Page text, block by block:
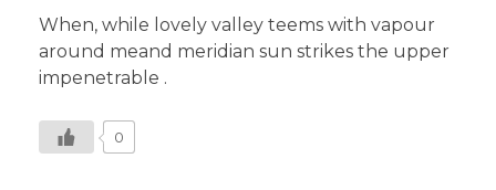
When, while lovely valley teems with vapour
around meand meridian sun strikes the upper
impenetrable .
0